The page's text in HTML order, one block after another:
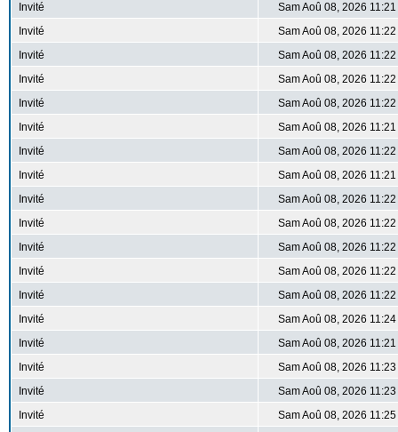
Invité
Sam Aoû 08, 2026
Invité
Sam Aoû 08, 2026
Invité
Sam Aoû 08, 2026
Invité
Sam Aoû 08, 2026
Invité
Sam Aoû 08, 2026
Invité
Sam Aoû 08, 2026
Invité
Sam Aoû 08, 2026
Invité
Sam Aoû 08, 2026
Invité
Sam Aoû 08, 2026
Invité
Sam Aoû 08, 2026
Invité
Sam Aoû 08, 2026
Invité
Sam Aoû 08, 2026
Invité
Sam Aoû 08, 2026
Invité
Sam Aoû 08, 2026
Invité
Sam Aoû 08, 2026
Invité
Sam Aoû 08, 2026
Invité
Sam Aoû 08, 2026
Invité
Sam Aoû 08, 2026